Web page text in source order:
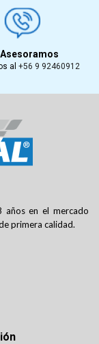
al +56 9 92460912
años en el mercado
primera calidad.